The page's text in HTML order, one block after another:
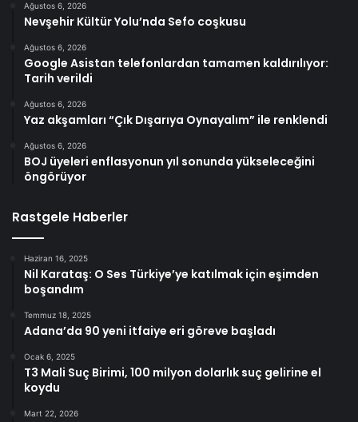
Ağustos 6, 2026
Nevşehir Kültür Yolu’nda Sefo coşkusu
Ağustos 6, 2026
Google Asistan telefonlardan tamamen kaldırılıyor:
Tarih verildi
Ağustos 6, 2026
Yaz akşamları “Çık Dışarıya Oynayalım” ile renklendi
Ağustos 6, 2026
BOJ üyeleri enflasyonun yıl sonunda yükseleceğini
öngörüyor
Rastgele Haberler
Haziran 16, 2025
Nil Karataş: O Ses Türkiye’ye katılmak için eşimden
boşandım
Temmuz 18, 2025
Adana’da 90 yeni itfaiye eri göreve başladı
Ocak 6, 2025
T3 Mali Suç Birimi, 100 milyon dolarlık suç gelirine el
koydu
Mart 22, 2026